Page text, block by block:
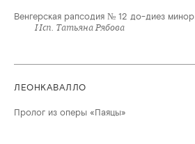
Венгерская рапсодия № 12 до-диез минор
Исп. Татьяна Рябова
ЛЕОНКАВАЛЛО
Пролог из оперы «Паяцы»